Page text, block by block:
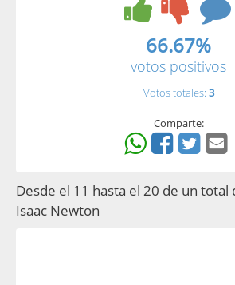
66.67%
votos positivos
Votos totales: 3
Comparte:
Desde el 11 hasta el 20 de un total
Isaac Newton